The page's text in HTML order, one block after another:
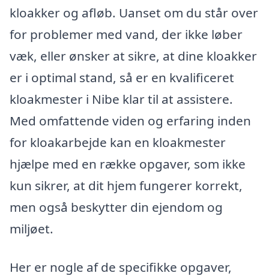
kloakker og afløb. Uanset om du står over
for problemer med vand, der ikke løber
væk, eller ønsker at sikre, at dine kloakker
er i optimal stand, så er en kvalificeret
kloakmester i Nibe klar til at assistere.
Med omfattende viden og erfaring inden
for kloakarbejde kan en kloakmester
hjælpe med en række opgaver, som ikke
kun sikrer, at dit hjem fungerer korrekt,
men også beskytter din ejendom og
miljøet.
Her er nogle af de specifikke opgaver,